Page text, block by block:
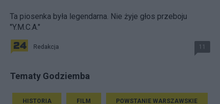
Ta piosenka była legendarna. Nie żyje głos przeboju
"Y.M.C.A."
Redakcja 11
Tematy Godziemba
HISTORIA FILM POWSTANIE WARSZAWSKIE